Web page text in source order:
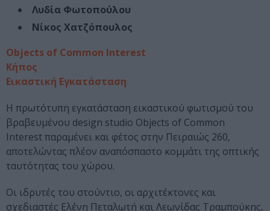
Λυδία Φωτοπούλου
Νίκος Χατζόπουλος
Objects of Common Interest
Κήπος
Εικαστική Εγκατάσταση
Η πρωτότυπη εγκατάσταση εικαστικού φωτισμού του
βραβευμένου design studio Objects of Common
Interest παραμένει και φέτος στην Πειραιώς 260,
αποτελώντας πλέον αναπόσπαστο κομμάτι της οπτικής
ταυτότητας του χώρου.
Οι ιδρυτές του στούντιο, οι αρχιτέκτονες και
σχεδιαστές Ελένη Πεταλωτή και Λεωνίδας Τραμπούκης,